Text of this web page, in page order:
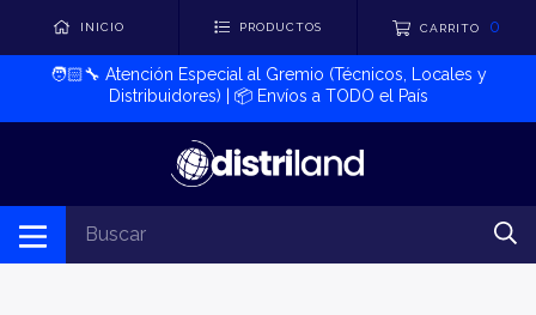
INICIO PRODUCTOS CARRITO 0
🧑🏻‍🔧​ Atención Especial al Gremio (Técnicos, Locales y
Distribuidores) | 📦​ Envíos a TODO el País